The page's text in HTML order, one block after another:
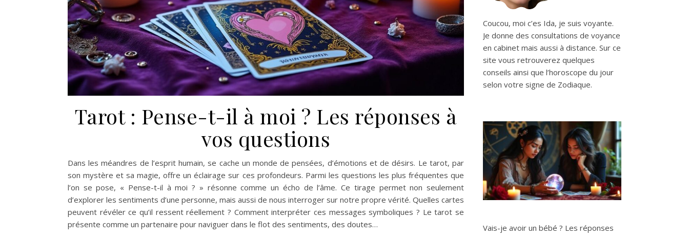
Tarot : Pense-t-il à moi ? Les réponses à
vos questions
Dans les méandres de l’esprit humain, se cache un monde de pensées, d’émotions et de désirs. Le tarot, par
son mystère et sa magie, offre un éclairage sur ces profondeurs. Parmi les questions les plus fréquentes que
l’on se pose, « Pense-t-il à moi ? » résonne comme un écho de l’âme. Ce tirage permet non seulement
d’explorer les sentiments d’une personne, mais aussi de nous interroger sur notre propre vérité. Quelles cartes
peuvent révéler ce qu’il ressent réellement ? Comment interpréter ces messages symboliques ? Le tarot se
présente comme un partenaire pour naviguer dans le flot des sentiments, des doutes…
Coucou, moi c’es Ida, je suis voyante.
Je donne des consultations de voyance
en cabinet mais aussi à distance. Sur ce
site vous retrouverez quelques
conseils ainsi que l’horoscope du jour
selon votre signe de Zodiaque.
Vais-je avoir un bébé ? Les réponses